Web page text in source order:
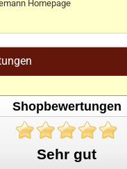
Homepage
Shopbewertungen
Sehr gut